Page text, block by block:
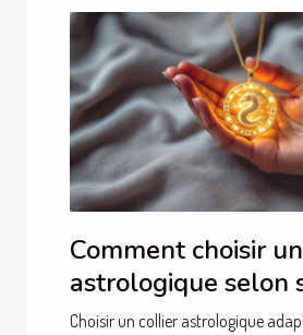
Comment choisir
astrologique selon
?
Choisir un collier astrologique